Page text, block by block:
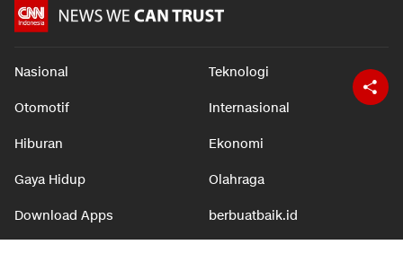
Nasional Teknologi
Otomotif Internasional
Hiburan Ekonomi
Gaya Hidup Olahraga
Download Apps berbuatbaik.id